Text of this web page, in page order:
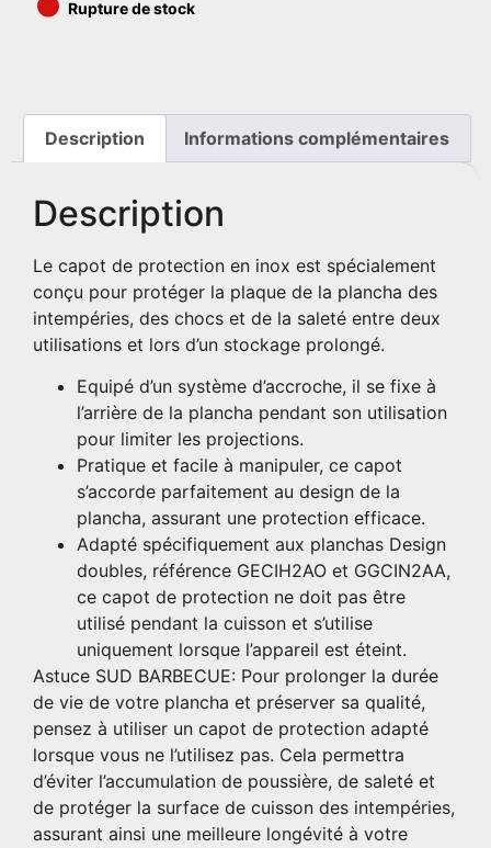
Rupture de stock
Description Informations complémentaires
Description
Le capot de protection en inox est spécialement
conçu pour protéger la plaque de la plancha des
intempéries, des chocs et de la saleté entre deux
utilisations et lors d’un stockage prolongé.
Equipé d’un système d’accroche, il se fixe à
l’arrière de la plancha pendant son utilisation
pour limiter les projections.
Pratique et facile à manipuler, ce capot
s’accorde parfaitement au design de la
plancha, assurant une protection efficace.
Adapté spécifiquement aux planchas Design
doubles, référence GECIH2AO et GGCIN2AA,
ce capot de protection ne doit pas être
utilisé pendant la cuisson et s’utilise
uniquement lorsque l’appareil est éteint.
Astuce SUD BARBECUE: Pour prolonger la durée
de vie de votre plancha et préserver sa qualité,
pensez à utiliser un capot de protection adapté
lorsque vous ne l’utilisez pas. Cela permettra
d’éviter l’accumulation de poussière, de saleté et
de protéger la surface de cuisson des intempéries,
assurant ainsi une meilleure longévité à votre